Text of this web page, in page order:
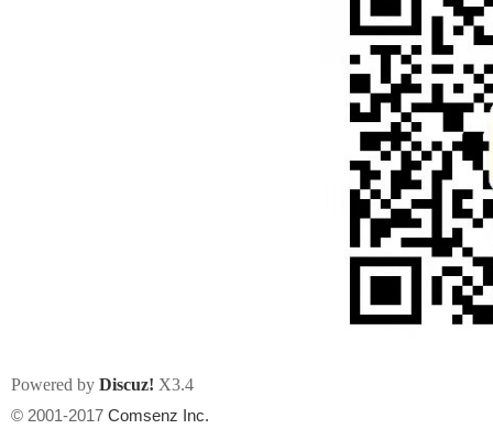
Powered by Discuz! X3.4
© 2001-2017 Comsenz Inc.